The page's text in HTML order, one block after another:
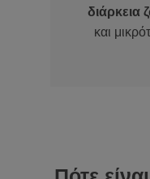
διάρκεια
και